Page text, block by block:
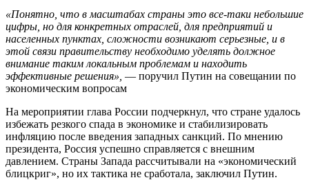
«Понятно, что в масштабах страны это все-таки небольшие
цифры, но для конкретных отраслей, для предприятий и
населенных пунктах, сложности возникают серьезные, и в
этой связи правительству необходимо уделять должное
внимание таким локальным проблемам и находить
эффективные решения», — поручил Путин на совещании по
экономическим вопросам
На мероприятии глава России подчеркнул, что стране удалось
избежать резкого спада в экономике и стабилизировать
инфляцию после введения западных санкций. По мнению
президента, Россия успешно справляется с внешним
давлением. Страны Запада рассчитывали на «экономический
блицкриг», но их тактика не сработала, заключил Путин.